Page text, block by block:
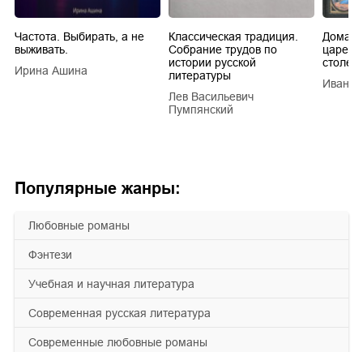
Популярные жанры:
любовные романы
фэнтези
учебная и научная литература
современная русская литература
современные любовные романы
Частота. Выбирать, а не
выживать.
Ирина Ашина
Классическая традиция.
Собрание трудов по
истории русской
литературы
Лев Васильевич
Пумпянский
царей
Иван